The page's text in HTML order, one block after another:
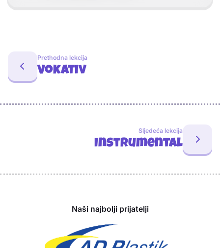
Prethodna lekcija
Vokativ
Sljedeća lekcija
Instrumental
Naši najbolji prijatelji